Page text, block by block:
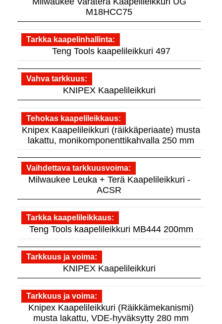
M18HCC75
Tarkka kaapelinhallinta
Teng Tools kaapelileikkuri 497
Vahva tarkkuus
KNIPEX Kaapelileikkuri
Tehokas kaapelileikkaus
Knipex Kaapelileikkuri (räikkäperiaate) musta
lakattu, monikomponenttikahvalla 250 mm
Vaihdettava tarkkuusvoima
Milwaukee Leuka + Terä Kaapelileikkuri -
ACSR
Tarkka kaapelileikkaus
Teng Tools kaapelileikkuri MB444 200mm
Tarkkuus ja voima
KNIPEX Kaapelileikkuri
Tarkkuus ja voima
Knipex Kaapelileikkuri (Räikkämekanismi)
musta lakattu, VDE-hyväksytty 280 mm